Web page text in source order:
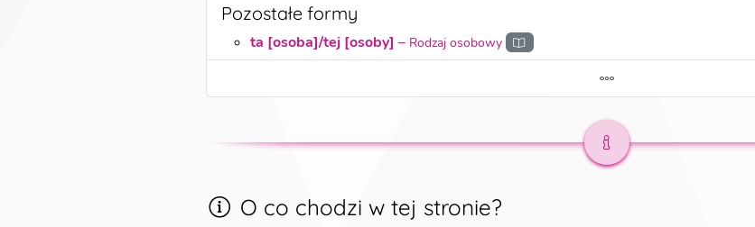
Pozostałe formy
ta [osoba]/tej [osoby] – Rodzaj osobowy
O co chodzi w tej stronie?